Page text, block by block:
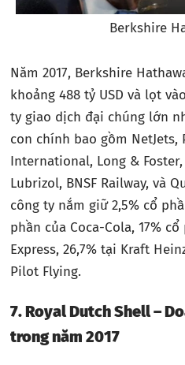
Berkshire
Năm 2017, Berkshire
khoảng 488 tỷ USD và lọt
ty giao dịch đại chúng lớn
con chính bao gồm NetJets,
International, Long &
Lubrizol, BNSF Railway, và
công ty nắm giữ 2,5% cổ
phần của Coca-Cola, 17%
Express, 26,7% tại Kraft
Pilot Flying.
7. Royal Dutch Shell –
trong năm 2017